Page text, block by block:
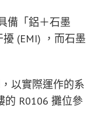
備「鋁＋石墨
(EMI) ，而石墨
以實際運作的系
的 R0106 攤位參